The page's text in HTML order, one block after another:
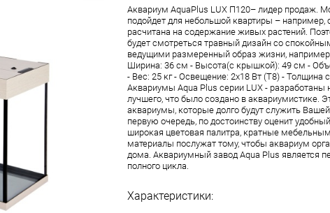
Аквариум AquaPlus LUX П120– лидер продаж.
подойдет для небольшой квартиры – например,
расчитана на содержание живых растений.
будет смотреться травный дизайн со
ведущими размеренный образ жизни,
Ширина: 36 см - Высота(с крышкой): 49 см -
- Вес: 25 кг - Освещение: 2х18 Вт (Т8) - Толщина
Аквариумы Aqua Plus серии LUX - разработаны
лучшего, что было создано в аквариумистике.
аквариумы, которые долго будут служить
первую очередь, по достоинству оценит
широкая цветовая палитра, кратные
материалы послужат тому, чтобы аквариум
дома. Аквариумный завод Aqua Plus является
полного цикла.
Характеристики: